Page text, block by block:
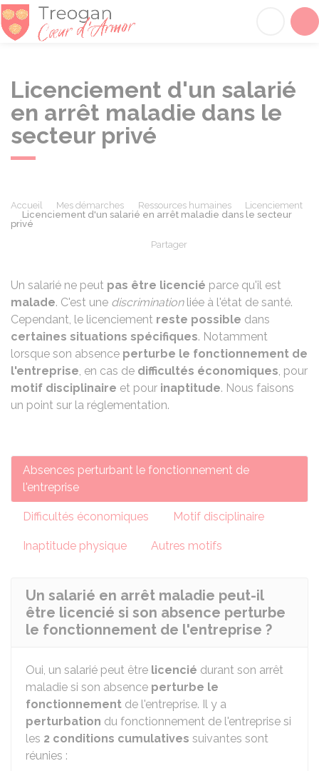
Licenciement d'un salarié
en arrêt maladie dans le
secteur privé
Accueil Mes démarches Ressources humaines
Licenciement
Licenciement d'un salarié en arrêt maladie dans le secteur
privé
Partager
Un salarié ne peut pas être licencié parce qu'il est
malade. C'est une discriminationliée à l'état de santé.
Cependant, le licenciement reste possible dans
certaines situations spécifiques. Notamment
lorsque son absence perturbe le fonctionnement de
l'entreprise, en cas de difficultés économiques, pour
motif disciplinaire et pour inaptitude. Nous faisons
un point sur la réglementation.
Absences perturbant le fonctionnement de
l'entreprise
Difficultés économiques Motif disciplinaire
Inaptitude physique Autres motifs
Un salarié en arrêt maladie peut-il
être licencié si son absence perturbe
le fonctionnement de l'entreprise ?
Oui, un salarié peut être licencié durant son arrêt
maladie si son absence perturbe le
fonctionnement de l'entreprise. Il y a
perturbation du fonctionnement de l'entreprise si
les 2 conditions cumulatives suivantes sont
réunies :